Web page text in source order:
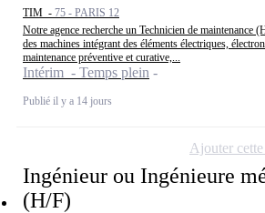
TIM - 75 - PARIS 12
Notre agence recherche un Technicien de maintenance
des machines intégrant des éléments électriques,
maintenance préventive et curative,...
Intérim - Temps plein
Publié il y a 14 jours
Ingénieur ou Ingénieure
(H/F)
Ajouter